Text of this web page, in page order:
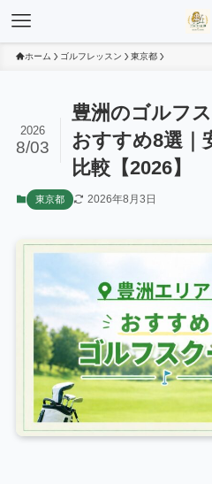
ホーム ゴルフレッスン 東京都
豊洲のゴルフ
おすすめ8選｜
比較【2026】
2026
8/03
東京都 2026年8月3日